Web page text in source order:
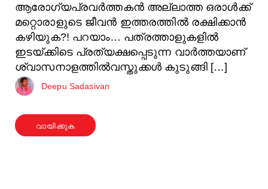
ആരോഗ്യപ്രവര്‍ത്തകന്‍ അല്ലാത്ത ഒരാള്‍ക്ക്‌
മറ്റൊരാളുടെ ജീവന്‍ ഇത്തരത്തില്‍ രക്ഷിക്കാന്‍
കഴിയുക?! പറയാം… പത്രത്താളുകളില്‍
ഇടയ്ക്കിടെ പ്രത്യക്ഷപ്പെടുന്ന വാര്‍ത്തയാണ്
ശ്വാസനാളത്തില്‍വസ്തുക്കള്‍ കുടുങ്ങി […]
Deepu Sadasivan
വായിക്കുക